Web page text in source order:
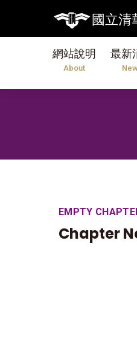
國立清
網站說明
About
最新
EMPTY
Chapter